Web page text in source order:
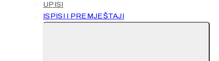
UPISI
ISPISI I PREMJEŠTAJI